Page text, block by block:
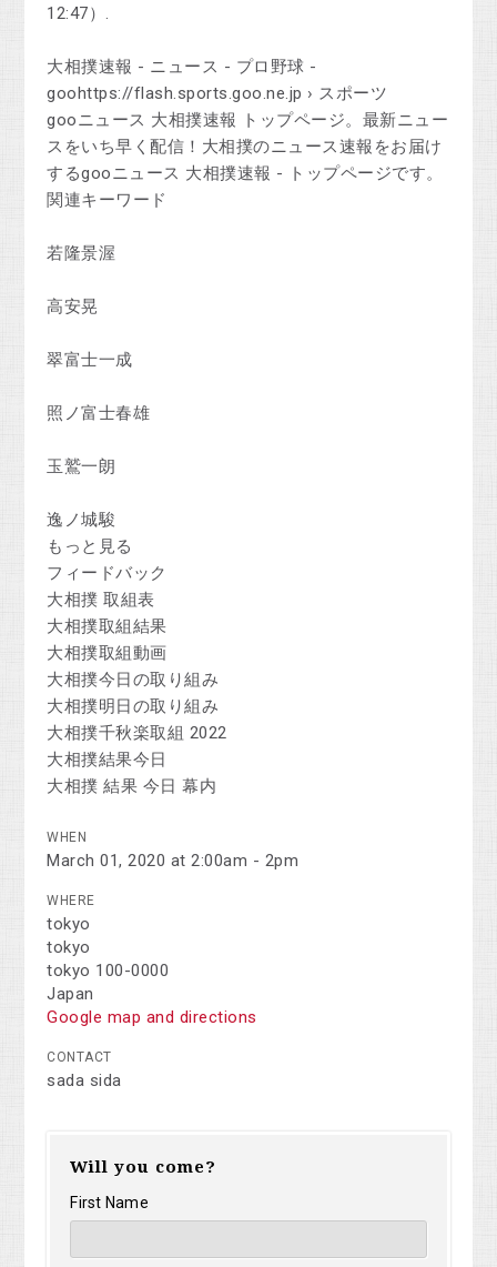
12:47）.
大相撲速報 - ニュース - プロ野球 -
goohttps://flash.sports.goo.ne.jp › スポーツ
gooニュース 大相撲速報 トップページ。最新ニュー
スをいち早く配信！大相撲のニュース速報をお届け
するgooニュース 大相撲速報 - トップページです。
関連キーワード
若隆景渥
高安晃
翠富士一成
照ノ富士春雄
玉鷲一朗
逸ノ城駿
もっと見る
フィードバック
大相撲 取組表
大相撲取組結果
大相撲取組動画
大相撲今日の取り組み
大相撲明日の取り組み
大相撲千秋楽取組 2022
大相撲結果今日
大相撲 結果 今日 幕内
WHEN
March 01, 2020 at 2:00am - 2pm
WHERE
tokyo
tokyo
tokyo 100-0000
Japan
Google map and directions
CONTACT
sada sida
Will you come?
First Name